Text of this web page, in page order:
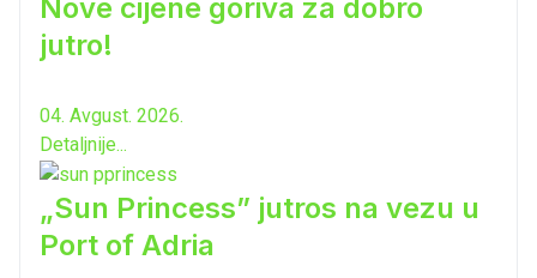
Nove cijene goriva za dobro
jutro!
04. Avgust. 2026.
Detaljnije...
„Sun Princess” jutros na vezu u
Port of Adria